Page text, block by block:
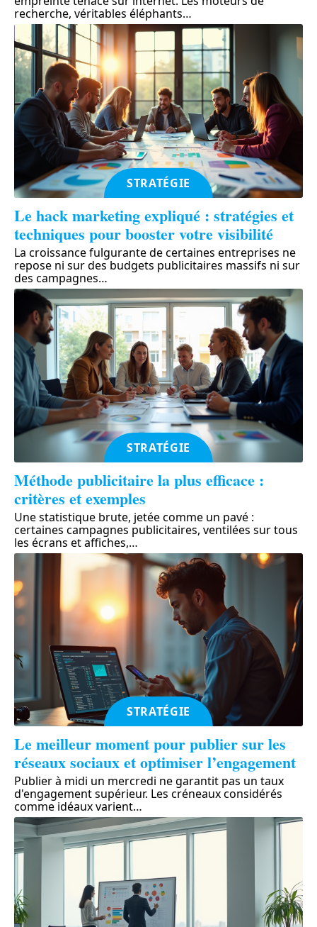
recherche, véritables éléphants…
STRATÉGIE
Le hack marketing expliqué : stratégies et
techniques pour booster votre visibilité
La croissance fulgurante de certaines entreprises ne
repose ni sur des budgets publicitaires massifs ni sur
des campagnes…
STRATÉGIE
Méthode publicitaire la plus efficace :
critères et exemples
Une statistique brute, jetée comme un pavé :
certaines campagnes publicitaires, ventilées sur tous
les écrans et affiches,…
STRATÉGIE
Le meilleur moment pour publier sur les
réseaux sociaux et optimiser l’engagement
Publier à midi un mercredi ne garantit pas un taux
d'engagement supérieur. Les créneaux considérés
comme idéaux varient…